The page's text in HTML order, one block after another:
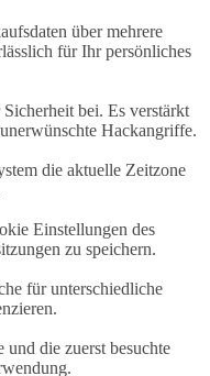
über mehrere
für Ihr persönliches
bei. Es verstärkt
Hackangriffe.
die aktuelle Zeitzone
Einstellungen des
zu speichern.
für unterschiedliche
die zuerst besuchte